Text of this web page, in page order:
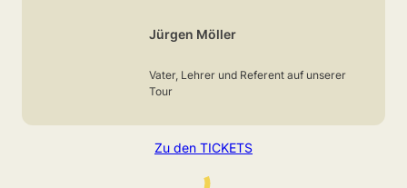
Jürgen Möller
Vater, Lehrer und Referent auf unserer
Tour
Zu den TICKETS